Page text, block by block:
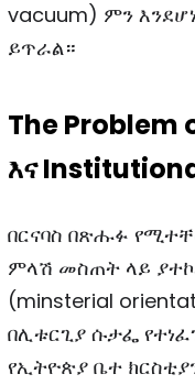
vacuum) ምን
ይጥራል።
The Problem
እና
በርናባስ በጽሑፉ
ምላሽ መስጠት ላይ
(minsterial
በሊቱርጊያ ሱታፌ
የኢትዮጵያ ቤተ